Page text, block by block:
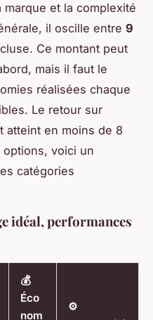
et la complexité
il oscille entre 9
Ce montant peut
mais il faut le
réalisées chaque
Le retour sur
atteint en moins de 8
voici un
catégories
idéal, performances
💰
Éco
nom
⚙️